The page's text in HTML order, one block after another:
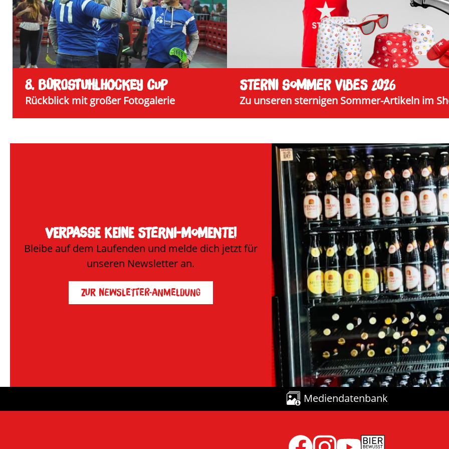
8. BÜROSTUHLHOCKEY CUP
Rückblick mit großer Fotogalerie
STERNI SOMMER VIBES 2026
Zu unseren sternigen Sommer-Artikeln im
Verpasse keine Sterni-Momente!
Bleibe auf dem Laufenden und melde dich jetzt für
unseren Newsletter an.
Zur Newsletter-Anmeldung
Mediendatenbank